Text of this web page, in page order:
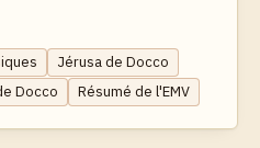
Jérusa de Docco
Docco Résumé de l'EMV